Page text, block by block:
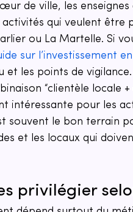
de ville, les
qui veulent être
ou La Martelle. Si
sur l’investissement
et les points de vigilance.
“clientèle locale
intéressante pour les
souvent le bon terrain
et les locaux qui
privilégier